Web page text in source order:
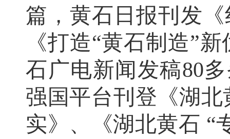
篇，黄石日报刊发
《打造“黄石制造”
石广电新闻发稿80
强国平台刊登《湖
实》、《湖北黄石 “